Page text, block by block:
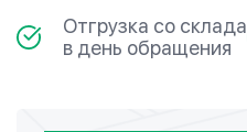
Отгрузка со склада
в день обращения